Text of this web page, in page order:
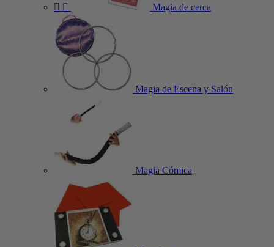
  Magia de cerca
Magia de Escena y Salón
Magia Cómica